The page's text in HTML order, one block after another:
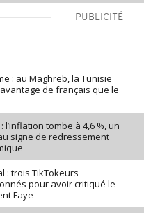
PUBLICITÉ
: au Maghreb, la Tunisie
de français que le
l’inflation tombe à 4,6 %, un
signe de redressement
: trois TikTokeurs
pour avoir critiqué le
Faye